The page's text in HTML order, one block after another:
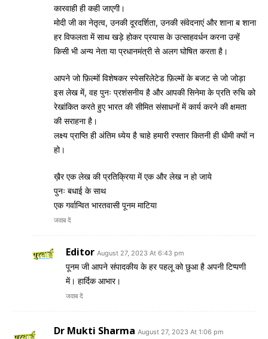
कारवाही ही कही जाएगी।
मोदी जी का नेतृत्व, उनकी दूरदर्शिता, उनकी संवेदनाएं और शाना ब शाना
हर विफलता में साथ खड़े होकर प्रयास के उत्साहवर्धन करना उन्हें
किसी भी अन्य नेता या प्रधानमंत्री से अलग घोषित करता है।
आपने जो फ़िल्मों विशेषकर स्पेसरिलेटेड फ़िल्मों के बजट से जो जोड़ा
इस लेख में, वह पुनः प्रशंसनीय है और आपकी सिनेमा के प्रति रुचि को
रेखांकित करते हुए भारत की सीमित संसाधनों में कार्य करने की क्षमता
की सराहना है।
लक्ष्य प्राप्ति ही अंतिम ध्येय है चाहे हमारी रफ्तार कितनी ही धीमी क्यों न
हो।
ख़ैर एक लेख की प्रतिक्रिया में एक और लेख न हो जाये
पुनः बधाई के साथ
एक गर्वान्वित भारतवासी पूनम माटिया
जवाब दें
Editor August 27, 2023 At 6:43 pm
पूनम जी आपने संपादकीय के हर पहलू को छुआ है अपनी टिप्पणी
में। हार्दिक आभार।
जवाब दें
Dr Mukti Sharma August 27, 2023 At 1:06 pm